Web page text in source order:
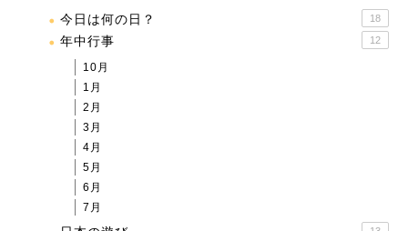
今日は何の日？ 18
年中行事 12
10月
1月
2月
3月
4月
5月
6月
7月